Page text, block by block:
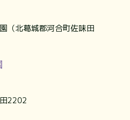
（北葛城郡河合町佐味田
2202